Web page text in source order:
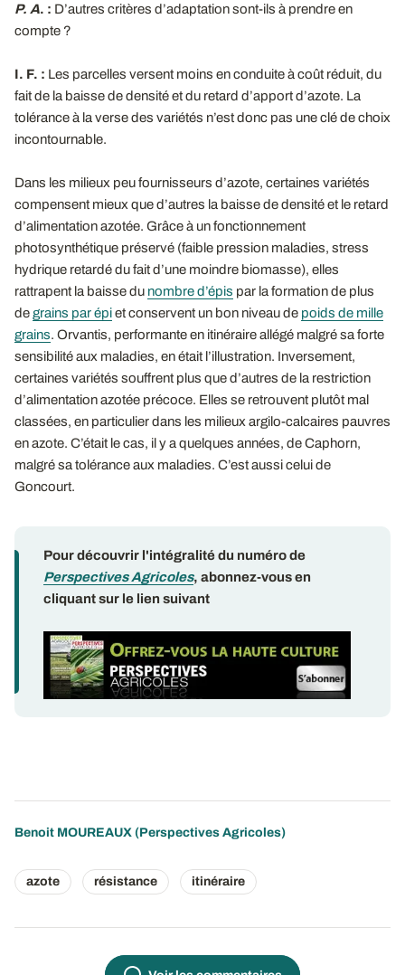
P. A. : D’autres critères d’adaptation sont-ils à prendre en
compte ?
I. F. : Les parcelles versent moins en conduite à coût réduit, du
fait de la baisse de densité et du retard d’apport d’azote. La
tolérance à la verse des variétés n’est donc pas une clé de choix
incontournable.
Dans les milieux peu fournisseurs d’azote, certaines variétés
compensent mieux que d’autres la baisse de densité et le retard
d’alimentation azotée. Grâce à un fonctionnement
photosynthétique préservé (faible pression maladies, stress
hydrique retardé du fait d’une moindre biomasse), elles
rattrapent la baisse du nombre d’épis par la formation de plus
degrains par épiet conservent un bon niveau de poids de mille
grains. Orvantis, performante en itinéraire allégé malgré sa forte
sensibilité aux maladies, en était l’illustration. Inversement,
certaines variétés souffrent plus que d’autres de la restriction
d’alimentation azotée précoce. Elles se retrouvent plutôt mal
classées, en particulier dans les milieux argilo-calcaires pauvres
en azote. C’était le cas, il y a quelques années, de Caphorn,
malgré sa tolérance aux maladies. C’est aussi celui de
Goncourt.
Pour découvrir l'intégralité du numéro de
Perspectives Agricoles, abonnez-vous en
cliquant sur le lien suivant
Benoit MOUREAUX (Perspectives Agricoles)
azote résistance itinéraire